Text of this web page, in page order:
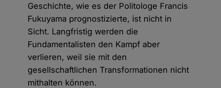
Geschichte, wie es der Politologe Francis
Fukuyama prognostizierte, ist nicht in
Sicht. Langfristig werden die
Fundamentalisten den Kampf aber
verlieren, weil sie mit den
gesellschaftlichen Transformationen nicht
mithalten können.